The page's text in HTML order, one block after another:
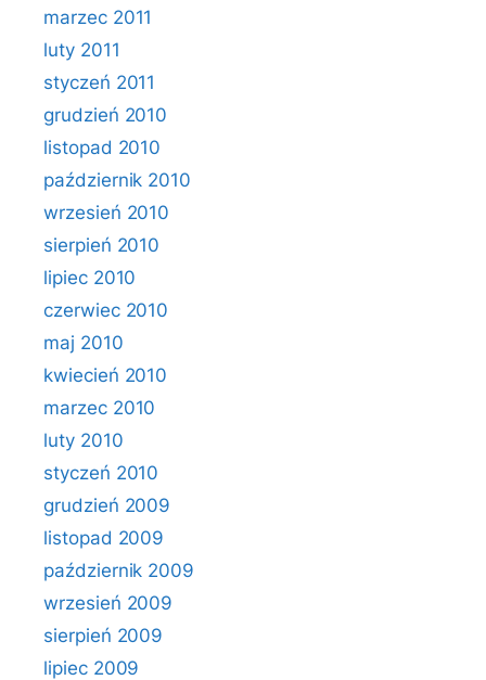
marzec 2011
luty 2011
styczeń 2011
grudzień 2010
listopad 2010
październik 2010
wrzesień 2010
sierpień 2010
lipiec 2010
czerwiec 2010
maj 2010
kwiecień 2010
marzec 2010
luty 2010
styczeń 2010
grudzień 2009
listopad 2009
październik 2009
wrzesień 2009
sierpień 2009
lipiec 2009